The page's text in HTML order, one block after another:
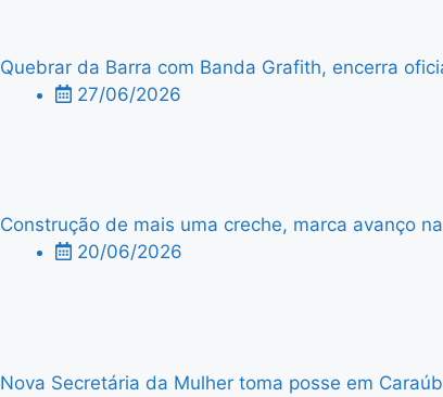
Quebrar da Barra com Banda Grafith, encerra
27/06/2026
Construção de mais uma creche, marca avanço
20/06/2026
Nova Secretária da Mulher toma posse em